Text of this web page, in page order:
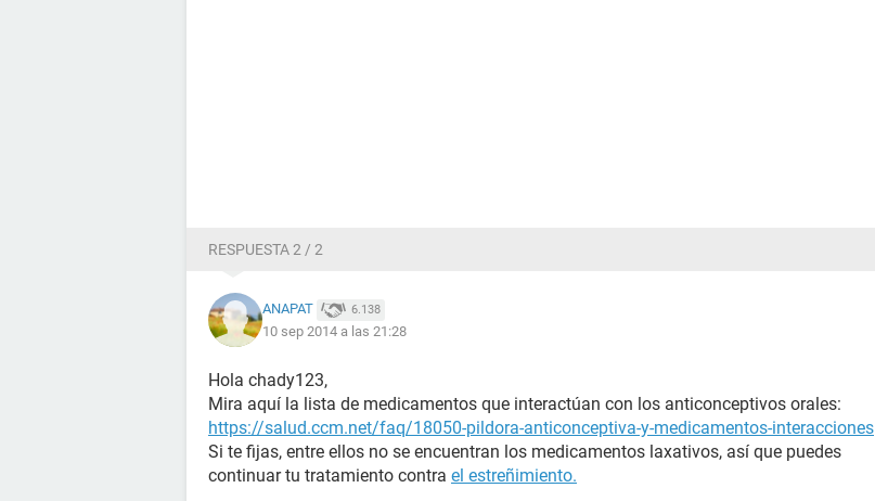
RESPUESTA 2 / 2
ANAPAT 6.138
10 sep 2014 a las 21:28
Hola chady123,
Mira aquí la lista de medicamentos que interactúan con los anticonceptivos orales:
https://salud.ccm.net/faq/18050-pildora-anticonceptiva-y-medicamentos-interacciones
Si te fijas, entre ellos no se encuentran los medicamentos laxativos, así que puedes
continuar tu tratamiento contra el estreñimiento.